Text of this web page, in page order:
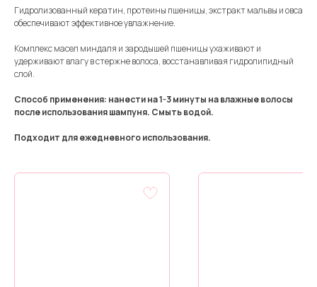
Гидролизованный кератин, протеины пшеницы, экстракт мальвы и овса
обеспечивают эффективное увлажнение.
Комплекс масел миндаля и зародышей пшеницы ухаживают и
удерживают влагу в стержне волоса, восстанавливая гидролипидный
слой.
Способ применения: нанести на 1-3 минуты на влажные волосы
после использования шампуня. Смыть водой.
Подходит для ежедневного использования.